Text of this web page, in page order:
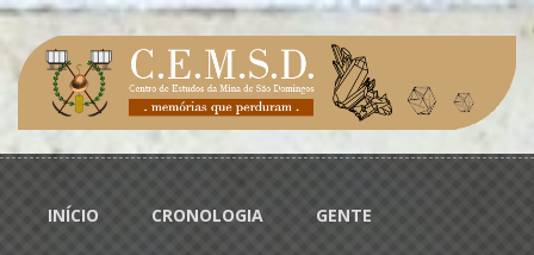
Passar para o conteúdo principal
Menu principal
INÍCIO CRONOLOGIA GENTE